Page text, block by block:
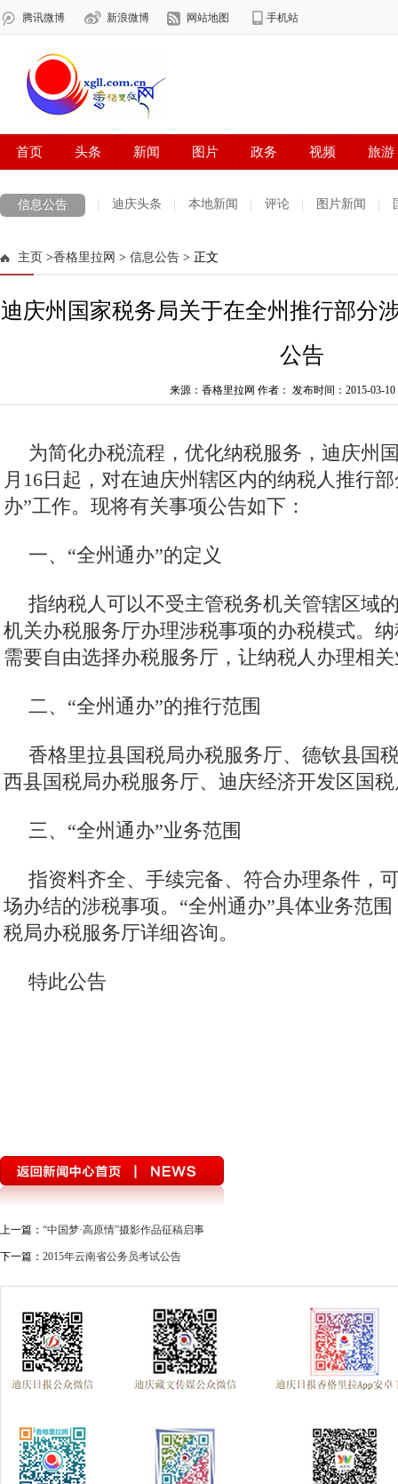
信息公告 迪庆头条 本地新闻 评论 图片新闻
主页 >香格里拉网 > 信息公告 > 正文
迪庆州国家税务局关于在全州推行部分
公告
来源：香格里拉网 作者： 发布时间：2015-03-10
为简化办税流程，优化纳税服务，迪庆州
月16日起，对在迪庆州辖区内的纳税人推行
办”工作。现将有关事项公告如下：
一、“全州通办”的定义
指纳税人可以不受主管税务机关管辖区域
机关办税服务厅办理涉税事项的办税模式。
需要自由选择办税服务厅，让纳税人办理相
二、“全州通办”的推行范围
香格里拉县国税局办税服务厅、德钦县国
西县国税局办税服务厅、迪庆经济开发区国
三、“全州通办”业务范围
指资料齐全、手续完备、符合办理条件，
场办结的涉税事项。“全州通办”具体业务范
税局办税服务厅详细咨询。
特此公告
上一篇： “中国梦·高原情”摄影作品征稿启事
下一篇： 2015年云南省公务员考试公告